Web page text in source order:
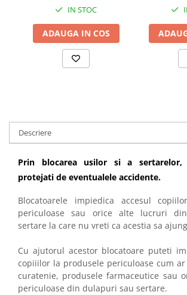
IN STOC
ADAUGA IN COS
Descriere
Prin blocarea usilor si a
protejati de eventualele accidente.
Blocatoarele impiedica accesul
periculoase sau orice alte lucruri
sertare la care nu vreti ca acestia sa
Cu ajutorul acestor blocatoare puteti
copiiilor la produsele periculoase cum
curatenie, produsele farmaceutice sau
periculoase din dulapuri sau sertare.